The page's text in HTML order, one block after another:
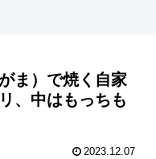
ま）で焼く自家
、中はもっちも
2023.12.07